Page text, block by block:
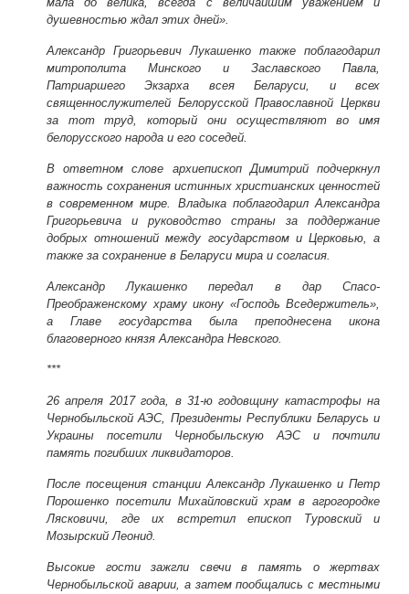
душевностью ждал этих дней».
Александр Григорьевич Лукашенко также поблагодарил
митрополита Минского и Заславского Павла,
Патриаршего Экзарха всея Беларуси, и всех
священнослужителей Белорусской Православной Церкви
за тот труд, который они осуществляют во имя
белорусского народа и его соседей.
В ответном слове архиепископ Димитрий подчеркнул
важность сохранения истинных христианских ценностей
в современном мире. Владыка поблагодарил Александра
Григорьевича и руководство страны за поддержание
добрых отношений между государством и Церковью, а
также за сохранение в Беларуси мира и согласия.
Александр Лукашенко передал в дар Спасо-
Преображенскому храму икону «Господь Вседержитель»,
а Главе государства была преподнесена икона
благоверного князя Александра Невского.
***
26 апреля 2017 года, в 31-ю годовщину катастрофы на
Чернобыльской АЭС, Президенты Республики Беларусь и
Украины посетили Чернобыльскую АЭС и почтили
память погибших ликвидаторов.
После посещения станции Александр Лукашенко и Петр
Порошенко посетили Михайловский храм в агрогородке
Лясковичи, где их встретил епископ Туровский и
Мозырский Леонид.
Высокие гости зажгли свечи в память о жертвах
Чернобыльской аварии, а затем пообщались с местными